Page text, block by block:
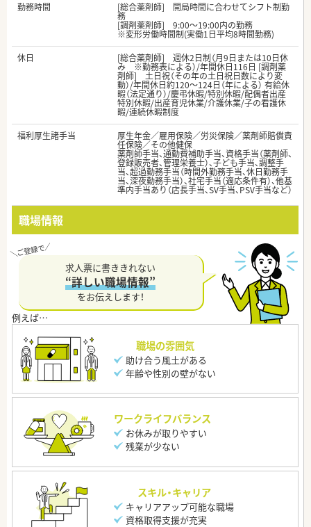
勤務時間
[総合薬剤師] 開局時間に合わせてシフト制勤
務
[調剤薬剤師] 9:00～19:00内の勤務
※変形労働時間制(実働1日平均8時間勤務)
休日
[総合薬剤師] 週休2日制（月9日または10日休
み ※勤務表による）/年間休日116日 [調剤薬
剤師] 土日祝（その年の土日祝日数により変
動）/年間休日約120～124日（年による） 有給休
暇（法定通り）/慶弔休暇/特別休暇/配偶者出産
特別休暇/出産育児休業/介護休業/子の看護休
暇/連続休暇制度
福利厚生諸手当
厚生年金／雇用保険／労災保険／薬剤師賠償責
任保険／その他健保
薬剤師手当、通勤費補助手当、資格手当（薬剤師、
登録販売者、管理栄養士）、子ども手当、調整手
当、超過勤務手当（時間外勤務手当、休日勤務手
当、深夜勤務手当）、社宅手当（適応条件有）、他基
準内手当あり（店長手当、SV手当、PSV手当など）
職場情報
求人票に書ききれない
“詳しい職場情報”
をお伝えします！
職場の雰囲気
助け合う風土がある
年齢や性別の壁がない
ワークライフバランス
お休みが取りやすい
残業が少ない
スキル・キャリア
キャリアアップ可能な職場
資格取得支援が充実